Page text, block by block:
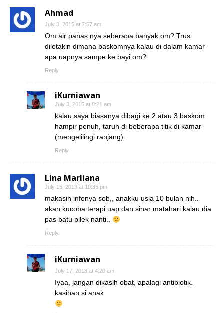
Ahmad
July 3, 2015 at 7:57 am
Om air panas nya seberapa banyak om? Trus
diletakin dimana baskomnya kalau di dalam kamar
apa uapnya sampe ke bayi om?
Reply
iKurniawan
July 3, 2015 at 8:21 am
kalau saya biasanya dibagi ke 2 atau 3 baskom
hampir penuh, taruh di beberapa titik di kamar
(mengelilingi ranjang).
Reply
Lina Marliana
July 15, 2013 at 10:35 pm
makasih infonya sob,, anakku usia 10 bulan nih..
akan kucoba terapi uap dan sinar matahari kalau dia
pas batu pilek nanti..
Reply
iKurniawan
July 17, 2013 at 4:20 am
Iyaa, jangan dikasih obat, apalagi antibiotik.
kasihan si anak